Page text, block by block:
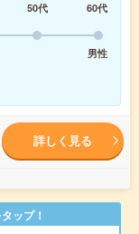
50代
60代
男性
詳しく見る
ップ！